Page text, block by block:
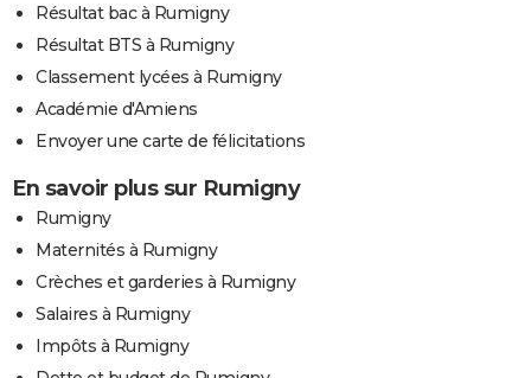
Résultat bac à Rumigny
Résultat BTS à Rumigny
Classement lycées à Rumigny
Académie d'Amiens
Envoyer une carte de félicitations
En savoir plus sur Rumigny
Rumigny
Maternités à Rumigny
Crèches et garderies à Rumigny
Salaires à Rumigny
Impôts à Rumigny